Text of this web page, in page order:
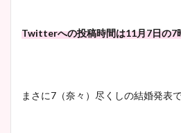
ま
Twitterへの投稿時間は11月7日の7
まさに7（奈々）尽くしの結婚発表で